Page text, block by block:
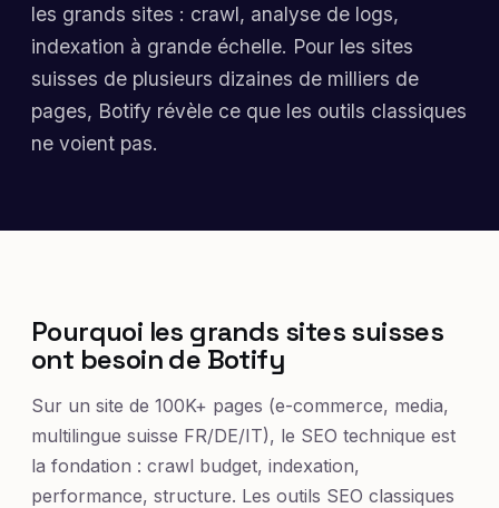
les grands sites : crawl, analyse de logs,
indexation à grande échelle. Pour les sites
suisses de plusieurs dizaines de milliers de
pages, Botify révèle ce que les outils classiques
ne voient pas.
Pourquoi les grands sites suisses
ont besoin de Botify
Sur un site de 100K+ pages (e-commerce, media,
multilingue suisse FR/DE/IT), le SEO technique est
la fondation : crawl budget, indexation,
performance, structure. Les outils SEO classiques